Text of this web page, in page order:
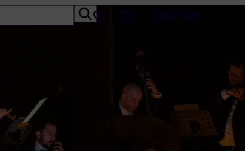
FavorietenTicketsMijn MgE